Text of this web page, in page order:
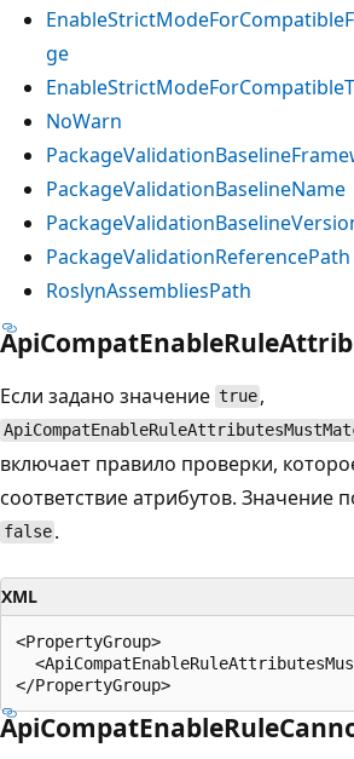
ge
NoWarn
PackageValidationBaselineName
PackageValidationReferencePath
RoslynAssembliesPath
Если задано значение true ,
включает правило проверки,
соответствие атрибутов.
false .
XML
<PropertyGroup>